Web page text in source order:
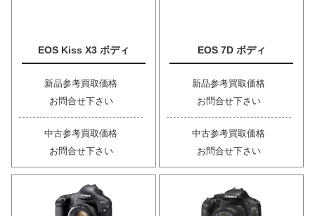
EOS Kiss X3 ボディ
新品参考買取価格
お問合せ下さい
中古参考買取価格
お問合せ下さい
EOS 7D ボディ
新品参考買取価格
お問合せ下さい
中古参考買取価格
お問合せ下さい